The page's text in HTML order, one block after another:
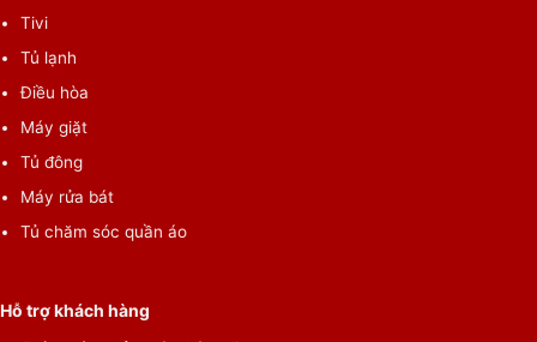
Các tiện ích của máy
quá trình sấy hoặc nhận thông báo khi đã sấy xong.
Tivi
Tủ lạnh
Điều hòa
Máy giặt
Tủ đông
Máy rửa bát
Tủ chăm sóc quần áo
Hỗ trợ khách hàng